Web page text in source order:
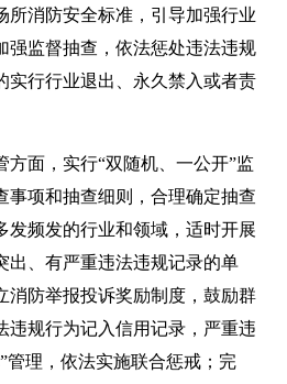
所消防安全标准，引导加强行业
强监督抽查，依法惩处违法违规
实行行业退出、永久禁入或者责
方面，实行“双随机、一公开”监
事项和抽查细则，合理确定抽查
发频发的行业和领域，适时开展
出、有严重违法违规记录的单
消防举报投诉奖励制度，鼓励群
违规行为记入信用记录，严重违
管理，依法实施联合惩戒；完